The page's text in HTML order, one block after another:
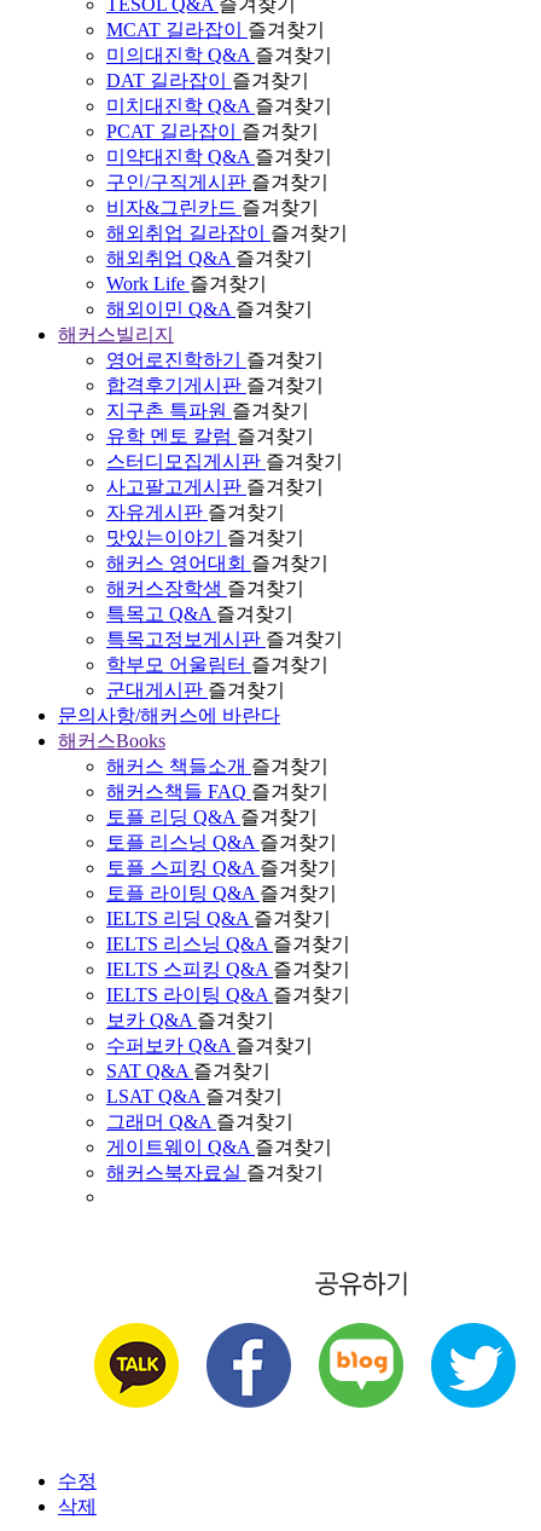
MCAT 길라잡이
즐겨찾기
미의대진학 Q&A 즐겨찾기
DAT 길라잡이
즐겨찾기
미치대진학 Q&A 즐겨찾기
PCAT 길라잡이
즐겨찾기
미약대진학 Q&A 즐겨찾기
구인/구직게시판 즐겨찾기
비자&그린카드 즐겨찾기
해외취업 길라잡이
즐겨찾기
해외취업 Q&A 즐겨찾기
Work Life 즐겨찾기
해외이민 Q&A 즐겨찾기
해커스빌리지
영어로진학하기
즐겨찾기
합격후기게시판 즐겨찾기
지구촌 특파원 즐겨찾기
유학 멘토 칼럼 즐겨찾기
스터디모집게시판 즐겨찾기
사고팔고게시판 즐겨찾기
자유게시판 즐겨찾기
맛있는이야기
즐겨찾기
해커스 영어대회 즐겨찾기
해커스장학생 즐겨찾기
특목고 Q&A 즐겨찾기
특목고정보게시판 즐겨찾기
학부모 어울림터 즐겨찾기
군대게시판 즐겨찾기
문의사항/해커스에 바란다
해커스Books
해커스 책들소개 즐겨찾기
해커스책들 FAQ 즐겨찾기
토플 리딩 Q&A 즐겨찾기
토플 리스닝 Q&A 즐겨찾기
토플 스피킹 Q&A 즐겨찾기
토플 라이팅 Q&A 즐겨찾기
IELTS 리딩 Q&A 즐겨찾기
IELTS 리스닝 Q&A 즐겨찾기
IELTS 스피킹 Q&A 즐겨찾기
IELTS 라이팅 Q&A 즐겨찾기
보카 Q&A 즐겨찾기
수퍼보카 Q&A 즐겨찾기
SAT Q&A 즐겨찾기
LSAT Q&A 즐겨찾기
그래머 Q&A 즐겨찾기
게이트웨이 Q&A 즐겨찾기
해커스북자료실 즐겨찾기
수정
삭제